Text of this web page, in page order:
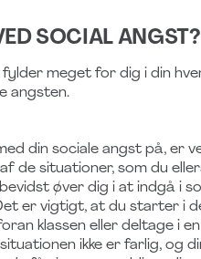
SOCIAL ANGST?
meget for dig i din
angsten.
din sociale angst på, er
de situationer, som du
øver dig i at indgå i
er vigtigt, at du starter i
klassen eller deltage i
ikke er farlig, og